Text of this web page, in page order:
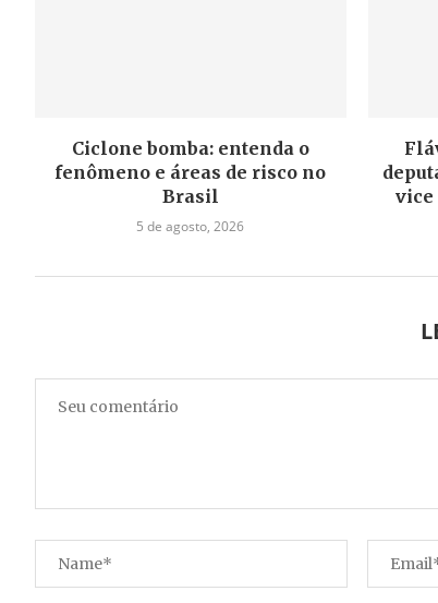
Ciclone bomba: entenda o
fenômeno e áreas de risco no
Brasil
5 de agosto, 2026
vice